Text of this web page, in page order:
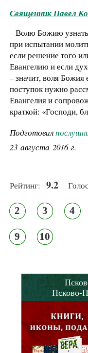
Священник Павел
– Волю Божию узнать
при испытании
если решение того
Евангелию и если
– значит, воля
поступок нужно
Евангелия и
краткой: «Господи,
Подготовил
23 августа 2016 г.
Рейтинг: 9.2
2 3 4
9 10
Псково-